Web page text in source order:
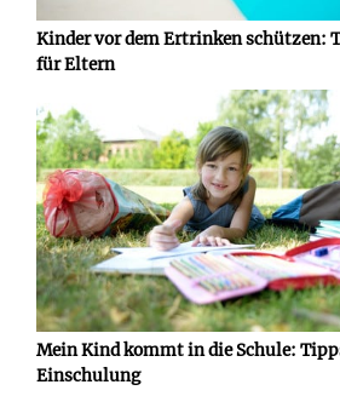
Kinder vor dem Ertrinken schützen:
für Eltern
Mein Kind kommt in die Schule:
Einschulung